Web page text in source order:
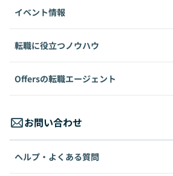
イベント情報
転職に役立つノウハウ
Offersの転職エージェント
お問い合わせ
ヘルプ・よくある質問